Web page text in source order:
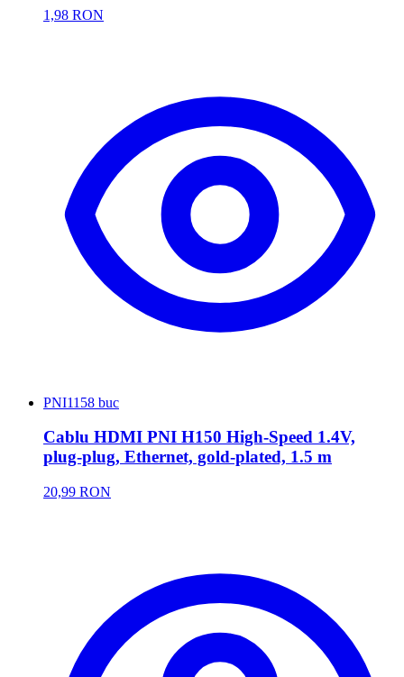
1,98 RON
PNI1158 buc
Cablu HDMI PNI H150 High-Speed 1.4V,
plug-plug, Ethernet, gold-plated, 1.5 m
20,99 RON